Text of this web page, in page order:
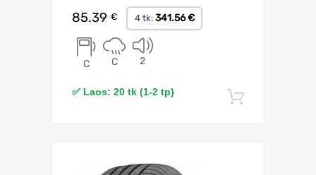
85.39 € 4 tk: 341.56 €
C C 2
✅ Laos: 20 tk (1-2 tp)